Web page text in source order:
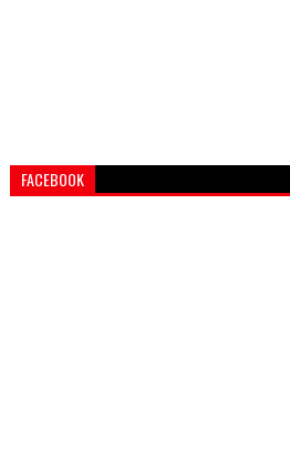
FACEBOOK